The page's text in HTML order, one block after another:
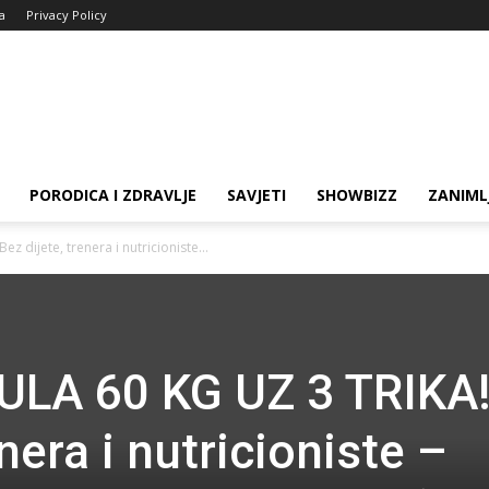
Privacy Policy
PORODICA I ZDRAVLJE SAVJETI SHOWBIZZ
Bez dijete, trenera i nutricioniste...
60 KG UZ 3
i nutricioniste –